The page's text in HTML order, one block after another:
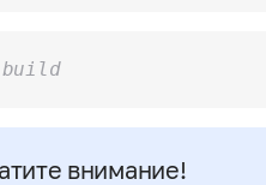
build
внимание!